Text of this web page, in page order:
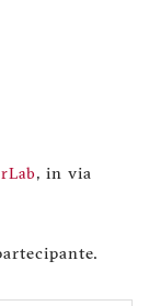
, in via